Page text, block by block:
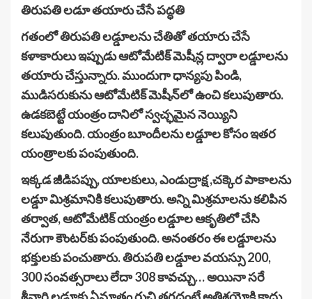
తిరుపతి లడూ తయారు చేసే పద్ధతి
గతంలో తిరుపతి లడ్డూలను చేతితో తయారు చేసే
కళాకారులు ఇప్పుడు ఆటోమేటిక్ మెషీన్ల ద్వారా లడ్డూలను
తయారు చేస్తున్నారు. ముందుగా ధాన్యపు పిండి,
ముడిసరుకును ఆటోమేటిక్ మెషీన్‌లో ఉంచి కలుపుతారు.
ఉడకబెట్టే యంత్రం దానిలో స్వచ్ఛమైన నెయ్యిని
కలుపుతుంది. యంత్రం బూందీలను లడ్డూల కోసం ఇతర
యంత్రాలకు పంపుతుంది.
ఇక్కడ జీడిపప్పు, యాలకులు, ఎండుద్రాక్ష ,చక్కెర పాకాలను
లడ్డూ మిశ్రమానికి కలుపుతారు. అన్ని మిశ్రమాలను కలిపిన
తర్వాత, ఆటోమేటిక్ యంత్రం లడ్డూల ఆకృతిలో చేసి
నేరుగా కౌంటర్‌కు పంపుతుంది. అనంతరం ఈ లడ్డూలను
భక్తులకు పంచుతారు. తిరుపతి లడ్డూల వయస్సు 200,
300 సంవత్సరాలు లేదా 308 కావచ్చు… అయినా సరే